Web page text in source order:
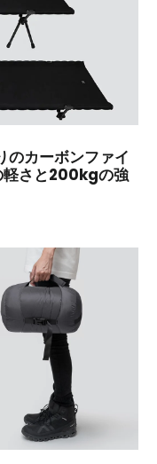
カーボンファイ
軽さと200kgの強